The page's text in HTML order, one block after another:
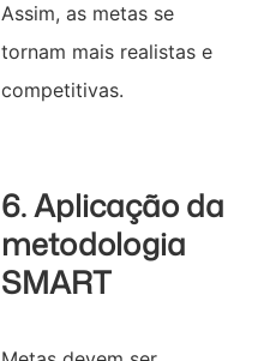
Assim, as metas se
tornam mais realistas e
competitivas.
6. Aplicação da
metodologia
SMART